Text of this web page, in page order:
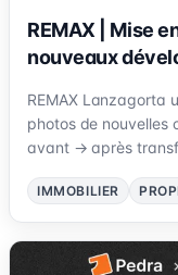
REMAX | Mise
nouveaux
REMAX Lanzagorta
photos de nouvelles
avant → après
IMMOBILIER